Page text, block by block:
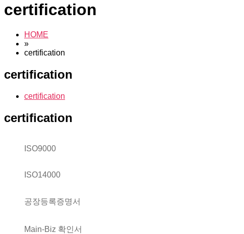
certification
HOME
»
certification
certification
certification
certification
ISO9000
ISO14000
공장등록증명서
Main-Biz 확인서